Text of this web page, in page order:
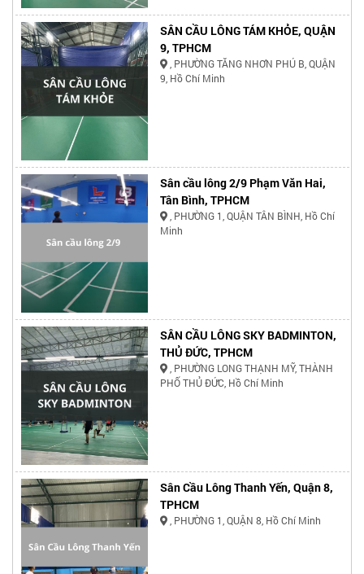
SÂN CẦU LÔNG TÁM KHỎE, QUẬN
9, TPHCM
, PHƯỜNG TĂNG NHƠN PHÚ B, QUẬN
9, Hồ Chí Minh
Sân cầu lông 2/9 Phạm Văn Hai,
Tân Bình, TPHCM
, PHƯỜNG 1, QUẬN TÂN BÌNH, Hồ Chí
Minh
SÂN CẦU LÔNG SKY BADMINTON,
THỦ ĐỨC, TPHCM
, PHƯỜNG LONG THẠNH MỸ, THÀNH
PHỐ THỦ ĐỨC, Hồ Chí Minh
Sân Cầu Lông Thanh Yến, Quận 8,
TPHCM
, PHƯỜNG 1, QUẬN 8, Hồ Chí Minh